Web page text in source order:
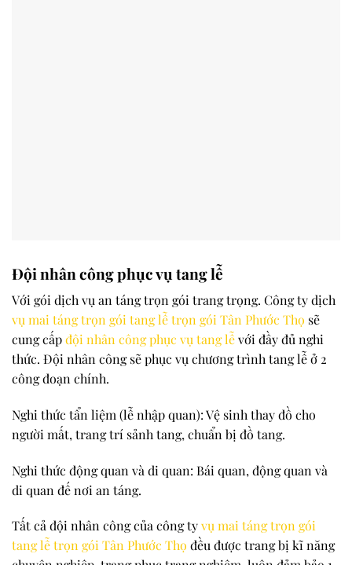
Đội nhân công phục vụ tang lễ
Với gói dịch vụ an táng trọn gói trang trọng. Công ty dịch
vụ mai táng trọn gói tang lễ trọn gói Tân Phước Thọ sẽ
cung cấpđội nhân công phục vụ tang lễvới đầy đủ nghi
thức. Đội nhân công sẽ phục vụ chương trình tang lễ ở 2
công đoạn chính.
Nghi thức tẩn liệm (lễ nhập quan): Vệ sinh thay đồ cho
người mất, trang trí sảnh tang, chuẩn bị đồ tang.
Nghi thức động quan và di quan: Bái quan, động quan và
di quan đế nơi an táng.
Tất cả đội nhân công của công tyvụ mai táng trọn gói
tang lễ trọn góiTân Phước Thọ đều được trang bị kĩ năng